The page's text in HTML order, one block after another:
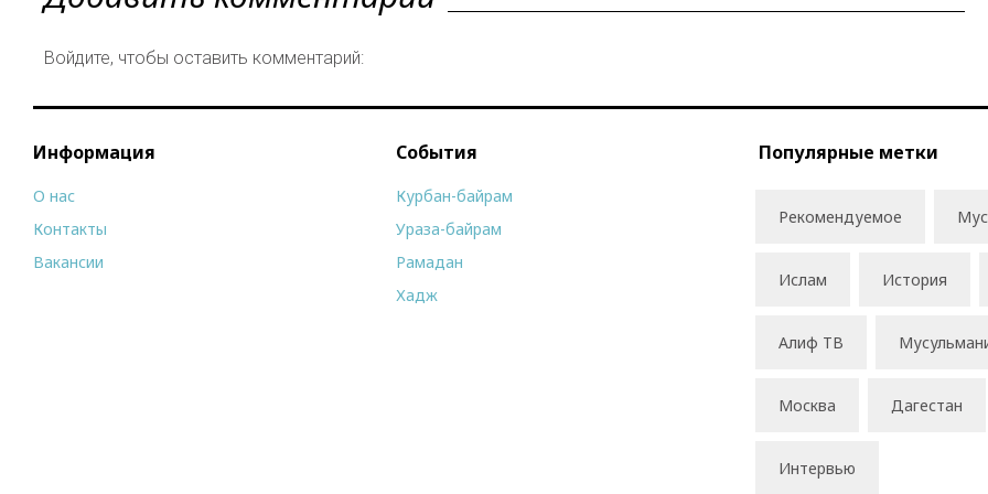
Войдите, чтобы оставить комментарий:
Информация
О нас
Контакты
Вакансии
События
Курбан-байрам
Ураза-байрам
Рамадан
Хадж
Популярные метки
Рекомендуемое
Ислам История
Алиф ТВ
Москва Дагестан
Интервью